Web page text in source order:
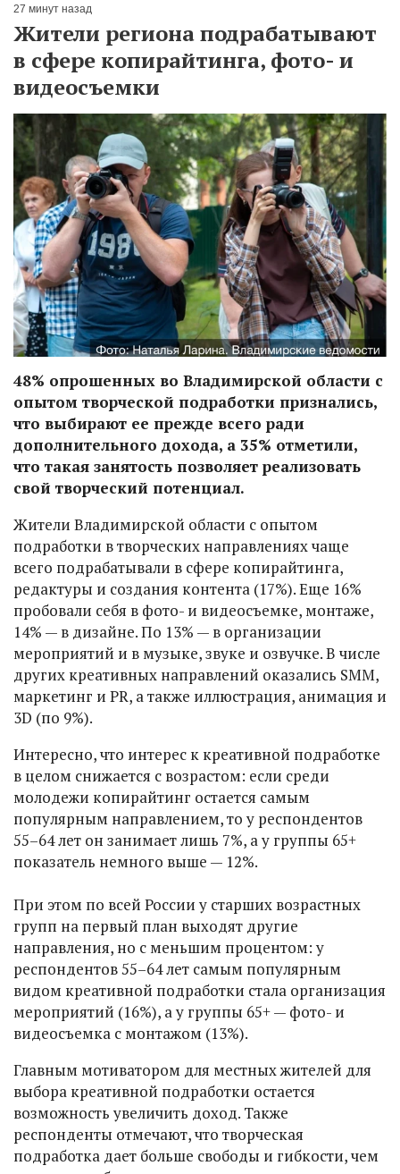
27 минут назад
Жители региона подрабатывают
в сфере копирайтинга, фото- и
видеосъемки
48% опрошенных во Владимирской области с
опытом творческой подработки признались,
что выбирают ее прежде всего ради
дополнительного дохода, а 35% отметили,
что такая занятость позволяет реализовать
свой творческий потенциал.
Жители Владимирской области с опытом
подработки в творческих направлениях чаще
всего подрабатывали в сфере копирайтинга,
редактуры и создания контента (17%). Еще 16%
пробовали себя в фото- и видеосъемке, монтаже,
14% — в дизайне. По 13% — в организации
мероприятий и в музыке, звуке и озвучке. В числе
других креативных направлений оказались SMM,
маркетинг и PR, а также иллюстрация, анимация и
3D (по 9%).
Интересно, что интерес к креативной подработке
в целом снижается с возрастом: если среди
молодежи копирайтинг остается самым
популярным направлением, то у респондентов
55–64 лет он занимает лишь 7%, а у группы 65+
показатель немного выше — 12%.
При этом по всей России у старших возрастных
групп на первый план выходят другие
направления, но с меньшим процентом: у
респондентов 55–64 лет самым популярным
видом креативной подработки стала организация
мероприятий (16%), а у группы 65+ — фото- и
видеосъемка с монтажом (13%).
Главным мотиватором для местных жителей для
выбора креативной подработки остается
возможность увеличить доход. Также
респонденты отмечают, что творческая
подработка дает больше свободы и гибкости, чем